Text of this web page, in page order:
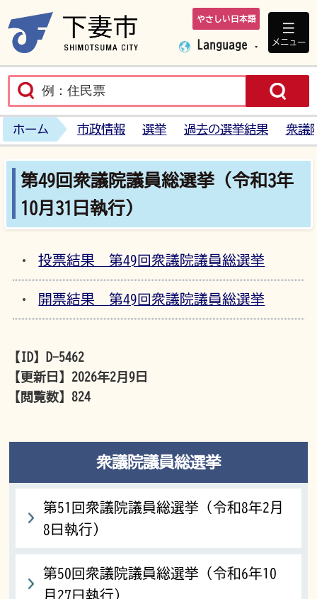
下妻市ホームペ
やさしい日本語
Language メニュー
ホーム 市政情報 選挙 過去の選挙結果 衆議
第49回衆議院議員総選挙（令和3年
10月31日執行）
投票結果 第49回衆議院議員総選挙
開票結果 第49回衆議院議員総選挙
【ID】
D-5462
【更新日】 2026年2月9日
【閲覧数】 824
衆議院議員総選挙
第51回衆議院議員総選挙（令和8年2月
8日執行）
第50回衆議院議員総選挙（令和6年10
月27日執行）